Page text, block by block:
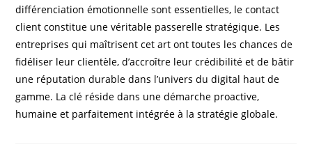
différenciation émotionnelle sont essentielles, le contact
client constitue une véritable passerelle stratégique. Les
entreprises qui maîtrisent cet art ont toutes les chances de
fidéliser leur clientèle, d’accroître leur crédibilité et de bâtir
une réputation durable dans l’univers du digital haut de
gamme. La clé réside dans une démarche proactive,
humaine et parfaitement intégrée à la stratégie globale.